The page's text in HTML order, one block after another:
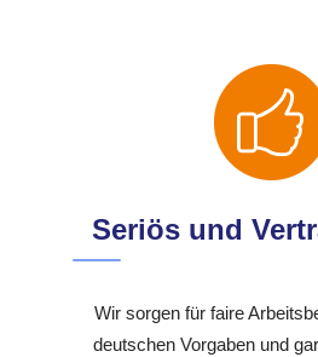
Seriös und
Wir sorgen für faire
deutschen Vorgaben und